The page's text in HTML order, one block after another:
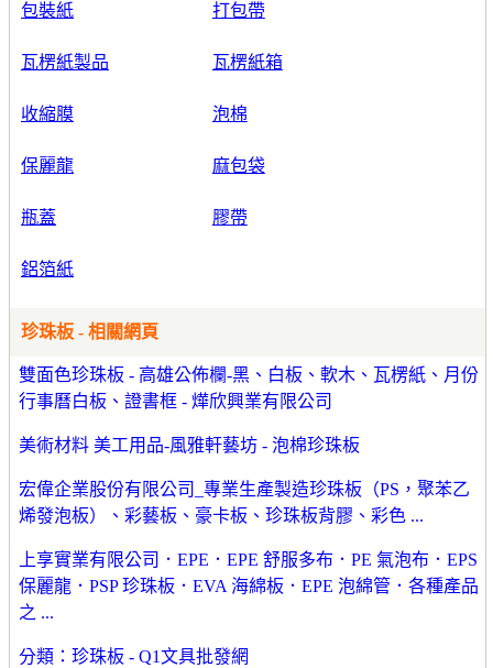
包裝紙 打包帶
瓦楞紙製品 瓦楞紙箱
收縮膜 泡棉
保麗龍 麻包袋
瓶蓋 膠帶
鋁箔紙
珍珠板 - 相關網頁
雙面色珍珠板 - 高雄公佈欄-黑、白板、軟木、瓦楞紙、月份
行事曆白板、證書框 - 燁欣興業有限公司
美術材料 美工用品-風雅軒藝坊 - 泡棉珍珠板
宏偉企業股份有限公司_專業生產製造珍珠板（PS，聚苯乙
烯發泡板）、彩藝板、豪卡板、珍珠板背膠、彩色 ...
上享實業有限公司．EPE．EPE 舒服多布．PE 氣泡布．EPS
保麗龍．PSP 珍珠板．EVA 海綿板．EPE 泡綿管．各種產品
之 ...
分類：珍珠板 - Q1文具批發網